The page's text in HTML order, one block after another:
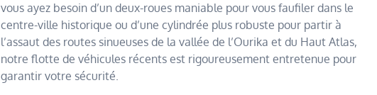
vous ayez besoin d’un deux-roues maniable pour vous faufiler dans le
centre-ville historique ou d’une cylindrée plus robuste pour partir à
l’assaut des routes sinueuses de la vallée de l’Ourika et du Haut Atlas,
notre flotte de véhicules récents est rigoureusement entretenue pour
garantir votre sécurité.